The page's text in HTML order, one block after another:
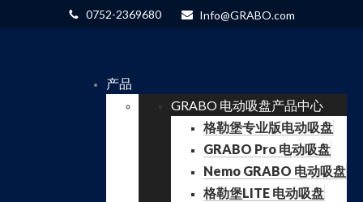
0752-2369680 Info@GRABO.com
产品
GRABO 电动吸盘产品中心
格勒堡专业版电动吸盘
GRABO Pro 电动吸盘
Nemo GRABO 电动吸盘
格勒堡LITE 电动吸盘